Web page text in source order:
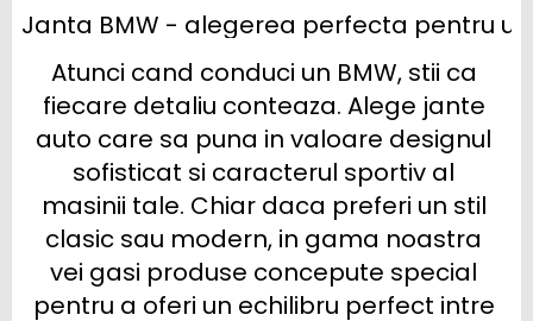
Janta BMW - alegerea perfecta pentru
Atunci cand conduci un BMW, stii ca
fiecare detaliu conteaza. Alege jante
auto care sa puna in valoare designul
sofisticat si caracterul sportiv al
masinii tale. Chiar daca preferi un stil
clasic sau modern, in gama noastra
vei gasi produse concepute special
pentru a oferi un echilibru perfect intre